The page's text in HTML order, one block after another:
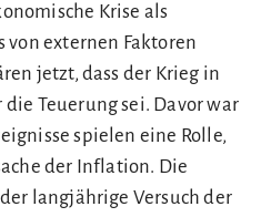
Krise als
von externen Faktoren
jetzt, dass der Krieg in
Teuerung sei. Davor war
spielen eine Rolle,
der Inflation. Die
langjährige Versuch der